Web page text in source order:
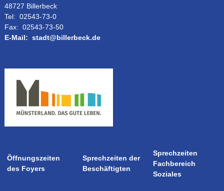
48727 Billerbeck
Tel: 02543-73-0
Fax: 02543-73-50
E-Mail: stadt@billerbeck.de
Öffnungszeiten
des Foyers
Sprechzeiten der
Beschäftigten
Sprechzeiten
Fachbereich
Soziales